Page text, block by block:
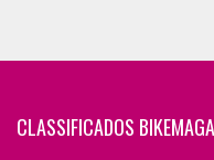
CLASSIFICADOS